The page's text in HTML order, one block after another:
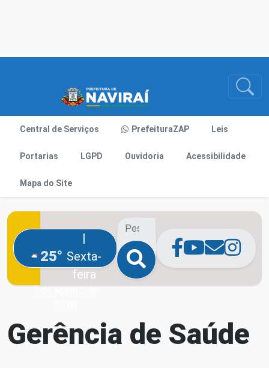
Central de Serviços PrefeituraZAP Leis
Portarias LGPD Ouvidoria Acessibilidade
Mapa do Site
25°
|
Sexta-
feira
7 de agosto de
Gerência de Saúde